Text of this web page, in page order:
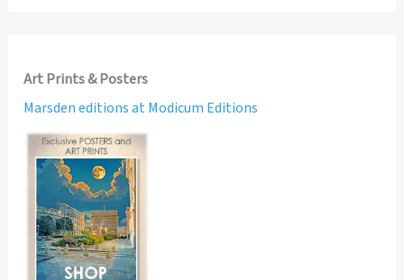
Art Prints & Posters
Marsden editions at Modicum Editions